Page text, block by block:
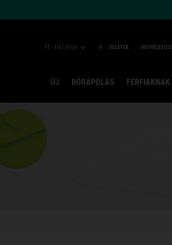
Ft - HU (HU) ÜZLETEK
ÚJ BŐRÁPOLÁS FÉRFIAKNAK